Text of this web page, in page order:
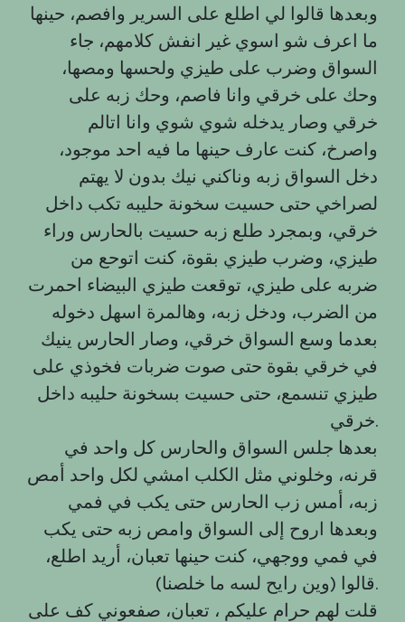
وبعدها قالوا لي اطلع على السرير وافصم، حينها
ما اعرف شو اسوي غير انفش كلامهم، جاء
السواق وضرب على طيزي ولحسها ومصها،
وحك على خرقي وانا فاصم، وحك زبه على
خرقي وصار يدخله شوي شوي وانا اتالم
واصرخ، كنت عارف حينها ما فيه احد موجود،
دخل السواق زبه وناكني نيك بدون لا يهتم
لصراخي حتى حسيت سخونة حليبه تكب داخل
خرقي، وبمجرد طلع زبه حسيت بالحارس وراء
طيزي، وضرب طيزي بقوة، كنت اتوحع من
ضربه على طيزي، توقعت طيزي البيضاء احمرت
من الضرب، ودخل زبه، وهالمرة اسهل دخوله
بعدما وسع السواق خرقي، وصار الحارس ينيك
في خرقي بقوة حتى صوت ضربات فخوذي على
طيزي تنسمع، حتى حسيت بسخونة حليبه داخل
خرقي.
بعدها جلس السواق والحارس كل واحد في
قرنه، وخلوني مثل الكلب امشي لكل واحد أمص
زبه، أمس زب الحارس حتى يكب في فمي
وبعدها اروح إلى السواق وامص زبه حتى يكب
في فمي ووجهي، كنت حينها تعبان، أريد اطلع،
قالوا (وين رايح لسه ما خلصنا).
قلت لهم حرام عليكم ، تعبان، صفعوني كف على